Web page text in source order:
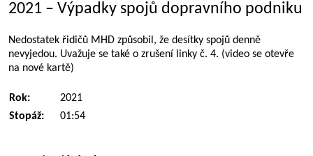
2021 – Výpadky spojů dopravního podniku
Nedostatek řidičů MHD způsobil, že desítky spojů denně
nevyjedou. Uvažuje se také o zrušení linky č. 4. (video se otevře
na nové kartě)
Rok:
2021
Stopáž:
01:54